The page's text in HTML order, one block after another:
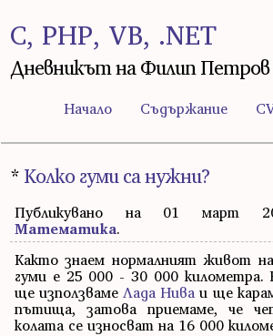
C, PHP, VB, .NET
Дневникът на Филип Петров
Начало Съдържание
* Колко гуми са нужни?
Публикувано на 01 март
Математика.
Както знаем нормалният живот
гуми е 25 000 - 30 000 километра.
ще използвамеЛада Нива и ще
пътища, затова приемаме, че
колата се износват на 16 000